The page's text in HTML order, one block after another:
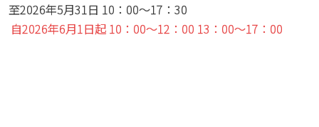
至2026年5月31日 10：00～17：30
自2026年6月1日起 10：00～12：00 13：00～17：00